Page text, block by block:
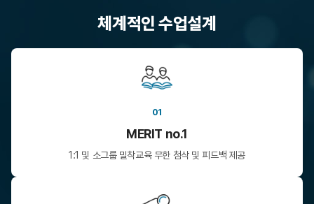
체계적인 수업설계
01
MERIT no.1
1:1 및 소그룹 밀착교육 무한 첨삭 및 피드백 제공